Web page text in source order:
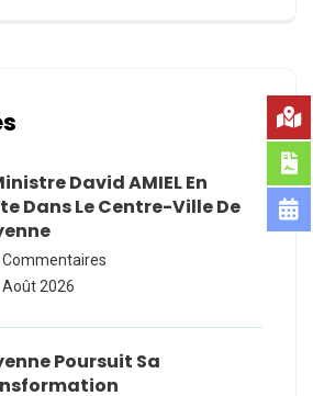
David AMIEL En
Dans Le Centre-Ville De
Commentaires
Août 2026
Poursuit Sa